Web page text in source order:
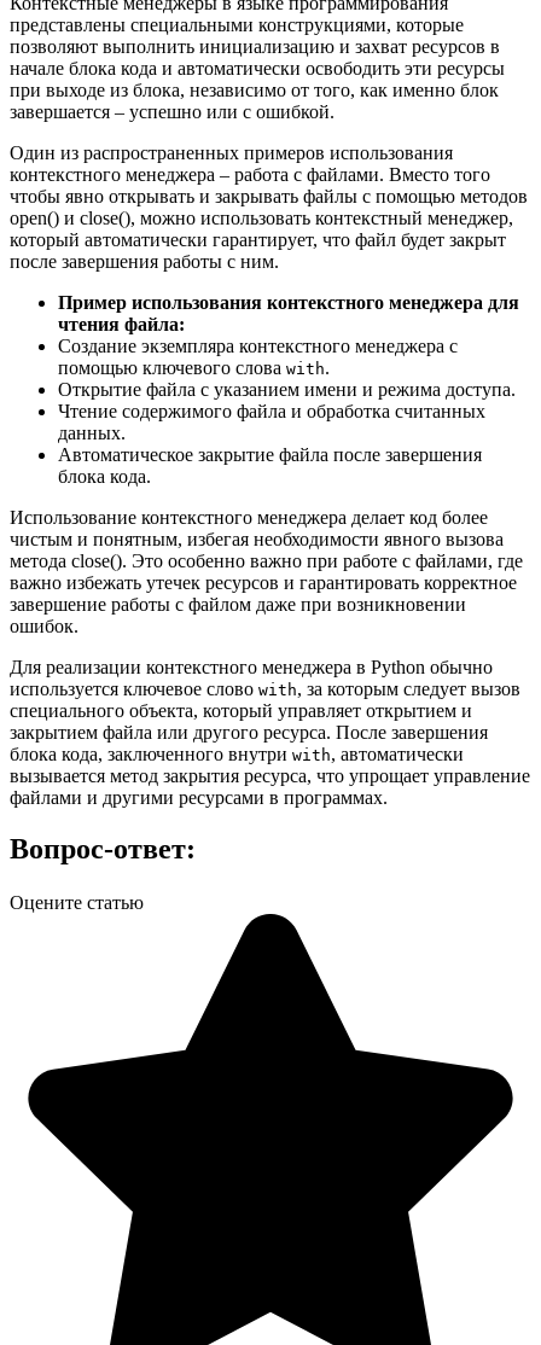
представлены специальными конструкциями, которые
позволяют выполнить инициализацию и захват ресурсов в
начале блока кода и автоматически освободить эти ресурсы
при выходе из блока, независимо от того, как именно блок
завершается – успешно или с ошибкой.
Один из распространенных примеров использования
контекстного менеджера – работа с файлами. Вместо того
чтобы явно открывать и закрывать файлы с помощью методов
open() и close(), можно использовать контекстный менеджер,
который автоматически гарантирует, что файл будет закрыт
после завершения работы с ним.
Пример использования контекстного менеджера для
чтения файла:
Создание экземпляра контекстного менеджера с
помощью ключевого слова with.
Открытие файла с указанием имени и режима доступа.
Чтение содержимого файла и обработка считанных
данных.
Автоматическое закрытие файла после завершения
блока кода.
Использование контекстного менеджера делает код более
чистым и понятным, избегая необходимости явного вызова
метода close(). Это особенно важно при работе с файлами, где
важно избежать утечек ресурсов и гарантировать корректное
завершение работы с файлом даже при возникновении
ошибок.
Для реализации контекстного менеджера в Python обычно
используется ключевое слово with, за которым следует вызов
специального объекта, который управляет открытием и
закрытием файла или другого ресурса. После завершения
блока кода, заключенного внутри with, автоматически
вызывается метод закрытия ресурса, что упрощает управление
файлами и другими ресурсами в программах.
Вопрос-ответ:
Оцените статью